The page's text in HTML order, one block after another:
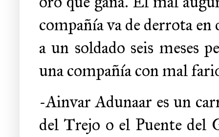
compañía va de derrota en
a un soldado seis meses
una compañía con mal
-Ainvar Adunaar es un
del Trejo o el Puente del